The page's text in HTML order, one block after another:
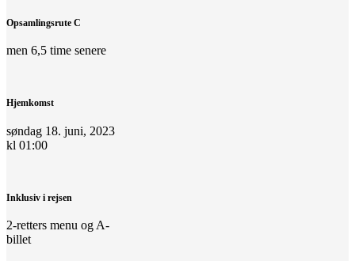
Opsamlingsrute C
men 6,5 time senere
Hjemkomst
søndag 18. juni, 2023
kl 01:00
Inklusiv i rejsen
2-retters menu og A-
billet